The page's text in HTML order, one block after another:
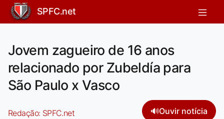
SPFC.net
Jovem zagueiro de 16 anos
relacionado por Zubeldía para
São Paulo x Vasco
Redação: SPFC.net 🔊Ouvir notícia